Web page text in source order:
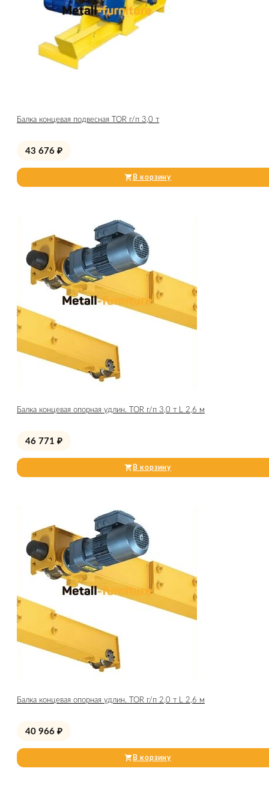
Балка концевая подвесная TOR г/п 3,0 т
43 676 ₽
В корзину
Балка концевая опорная удлин. TOR г/п 3,0 т L 2,6 м
46 771 ₽
В корзину
Балка концевая опорная удлин. TOR г/п 2,0 т L 2,6 м
40 966 ₽
В корзину